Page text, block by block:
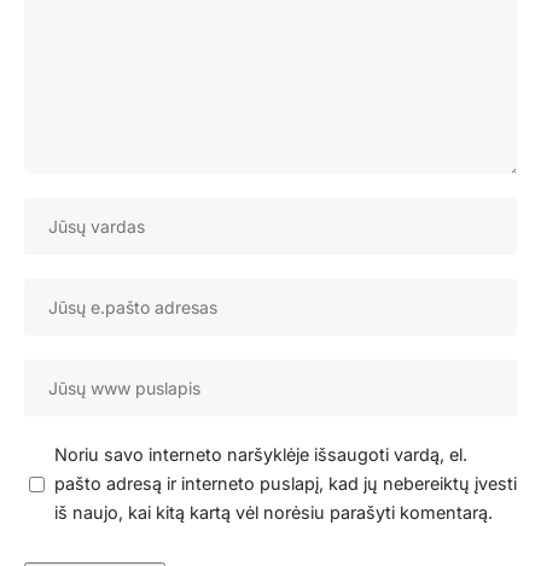
Noriu savo interneto naršyklėje išsaugoti vardą, el.
pašto adresą ir interneto puslapį, kad jų nebereiktų įvesti
iš naujo, kai kitą kartą vėl norėsiu parašyti komentarą.